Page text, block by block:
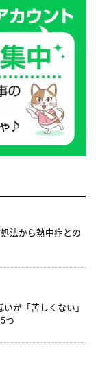
法から熱中症との
が「苦しくない」
つ